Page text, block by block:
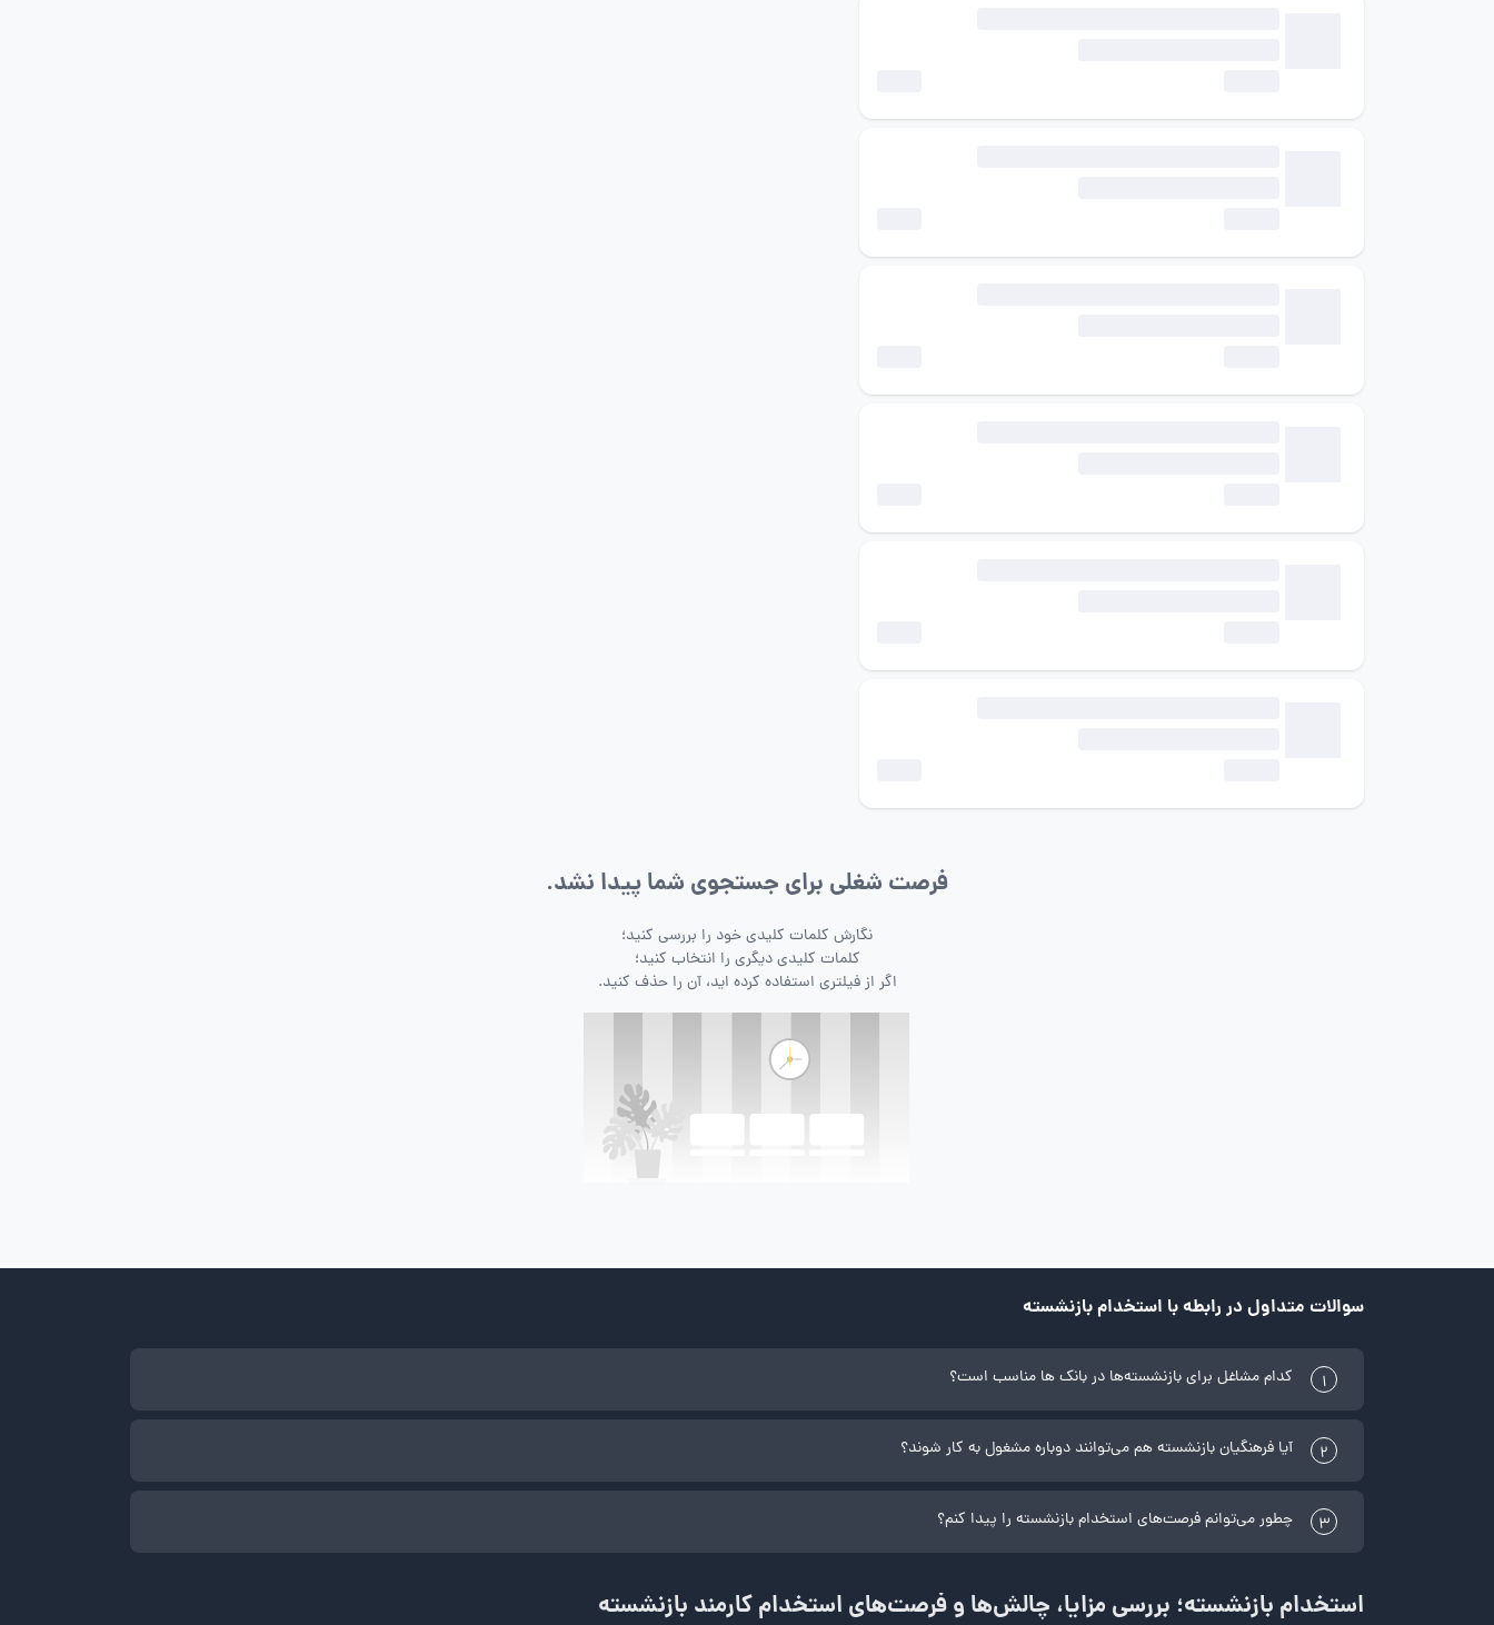
فرصت شغلی برای جستجوی شما پیدا نشد.
نگارش کلمات کلیدی خود را بررسی کنید؛
کلمات کلیدی دیگری را انتخاب کنید؛
اگر از فیلتری استفاده کرده اید، آن را حذف کنید.
سوالات متداول در رابطه با استخدام بازنشسته
1 کدام مشاغل برای بازنشسته‌ها در بانک ‌ها مناسب است؟
2 آیا فرهنگیان بازنشسته هم می‌توانند دوباره مشغول به کار شوند؟
3 چطور می‌توانم فرصت‌های استخدام بازنشسته را پیدا کنم؟
استخدام بازنشسته؛ بررسی مزایا، چالش‌ها و فرصت‌های استخدام کارمند بازنشسته